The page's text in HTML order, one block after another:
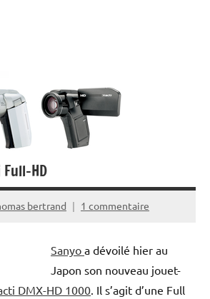
Full-HD
bertrand 1 commentaire
Sanyo a dévoilé hier au
Japon son nouveau jouet-
DMX-HD 1000 . Il s’agit d’une Full